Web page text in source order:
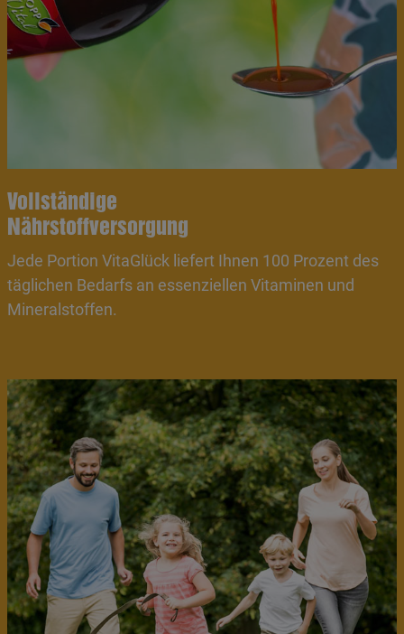
Vollständige
Nährstoffversorgung
Jede Portion VitaGlück liefert Ihnen 100 Prozent des
täglichen Bedarfs an essenziellen Vitaminen und
Mineralstoffen.